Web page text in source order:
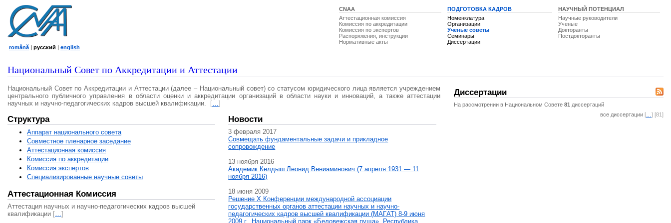
CNAA
Аттестационная комиссия
Комиссия по аккредитации
Комиссия по экспертов
Распоряжения, инструкции
Нормативные акты
ПОДГОТОВКА КАДРОВ
Номенклатура
Организации
Ученые советы
Семинары
Диссертации
НАУЧНЫЙ ПОТЕНЦИАЛ
Научные руководители
Ученые
Докторанты
Постдокторанты
română | русский | english
Национальный Совет по Аккредитации и Аттестации
Национальный Совет по Аккредитации и Аттестации (далее – Национальный совет) со статусом юридического лица является учреждением
центрального публичного управления в области оценки и аккредитации организаций в области науки и инноваций, а также аттестации
научных и научно-педагогических кадров высшей квалификации.
[…]
Структура
Аппарат национального совета
Совместное пленарное заседание
Аттестационная комисcия
Комиссия по аккредитации
Комиссия экспертов
Специализированные научные советы
Аттестационная Комиссия
Аттестация научных и научно-педагогических кадров высшей
квалификации […]
Новости
3 февраля 2017
Совмещать фундаментальные задачи и прикладное
сопровождение
13 ноября 2016
Академик Келдыш Леонид Вениаминович (7 апреля 1931 — 11
ноября 2016)
18 июня 2009
Решение X Конференции международной ассоциации
государственных органов аттестации научных и научно-
педагогических кадров высшей квалификации (МАГAT) 8-9 июня
2009 г., Национальный парк «Беловежская пуща», Республика
Диссертации
На рассмотрении в Национальном Совете 81 диссертаций
все диссертации [ ] [81]